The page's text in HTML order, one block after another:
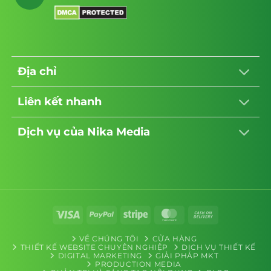
– một nhu cầu thiết yếu của người mua
Tích hợp sẵn các vị trí đặt banner quảng
cáo, link Affiliate (tiếp thị liên kết) phụ
kiện xe, bảo hiểm xe một cách tinh tế,
không gây khó chịu cho người đọc.
Địa chỉ
Liên kết nhanh
Dịch vụ của Nika Media
Visa PayPal Stripe MasterCard
Delivery
VỀ CHÚNG TÔI
CỬA HÀNG
THIẾT KẾ WEBSITE CHUYÊN NGHIỆP
DỊCH VỤ THIẾT KẾ
DIGITAL MARKETING
GIẢI PHÁP MKT
PRODUCTION MEDIA